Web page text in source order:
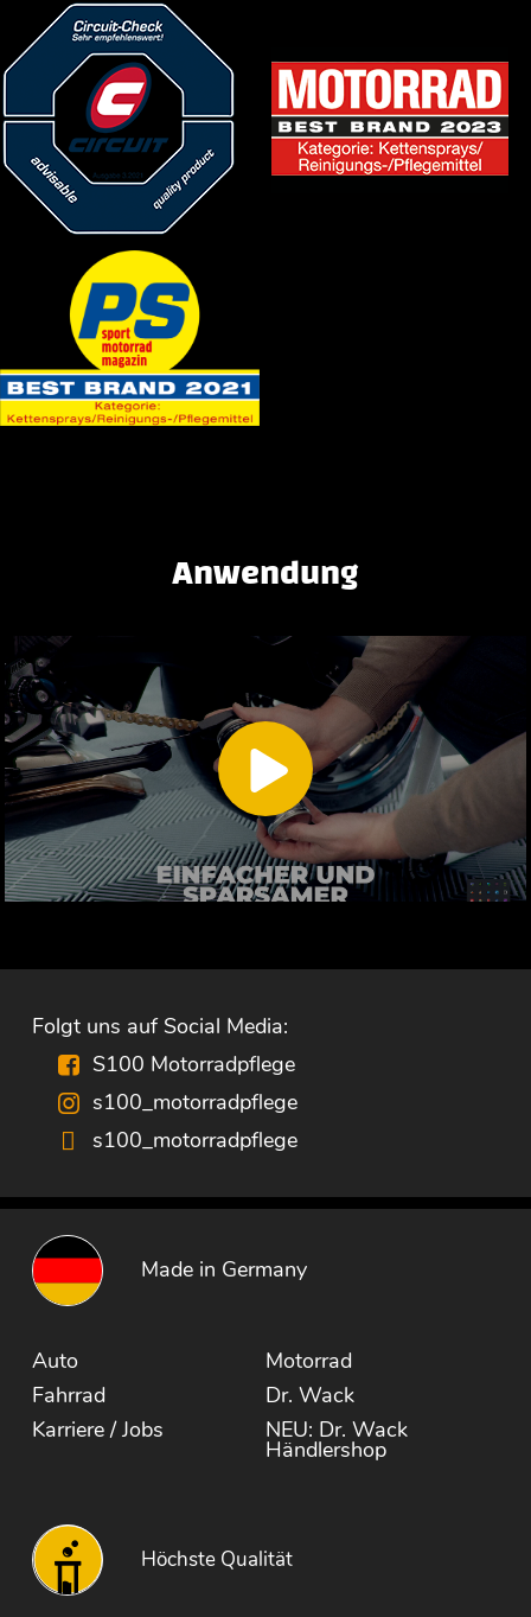
Anwendung
Folgt uns auf Social Media:
S100 Motorradpflege
s100_motorradpflege
s100_motorradpflege
Made in Germany
Auto
Motorrad
Fahrrad
Dr. Wack
Karriere / Jobs
NEU: Dr. Wack
Händlershop
Höchste Qualität